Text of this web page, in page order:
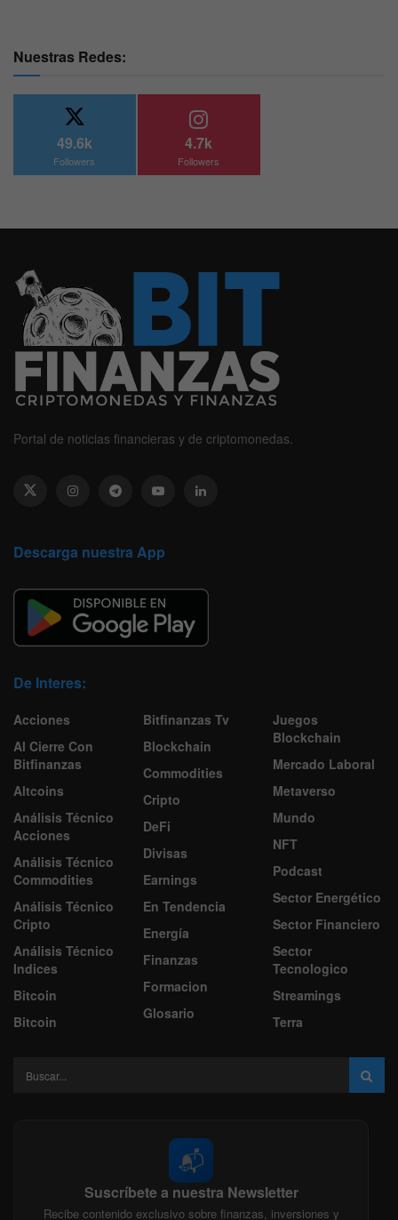
Nuestras Redes:
49.6k
Followers
4.7k
Followers
Portal de noticias financieras y de criptomonedas.
Descarga nuestra App
De Interes:
Acciones
Al Cierre Con
Bitfinanzas
Altcoins
Análisis Técnico
Acciones
Análisis Técnico
Commodities
Análisis Técnico
Cripto
Análisis Técnico
Indices
Bitcoin
Bitcoin
Bitfinanzas Tv
Blockchain
Commodities
Cripto
DeFi
Divisas
Earnings
En Tendencia
Energía
Finanzas
Formacion
Glosario
Juegos
Blockchain
Mercado Laboral
Metaverso
Mundo
NFT
Podcast
Sector Energético
Sector Financiero
Sector
Tecnologico
Streamings
Terra
📬
Suscríbete a nuestra Newsletter
Recibe contenido exclusivo sobre finanzas, inversiones y